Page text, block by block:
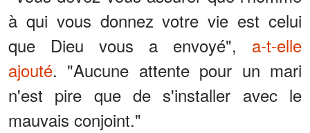
à qui vous donnez votre vie est celui
que Dieu vous a envoyé", a-t-elle
ajouté. "Aucune attente pour un mari
n'est pire que de s'installer avec le
mauvais conjoint."